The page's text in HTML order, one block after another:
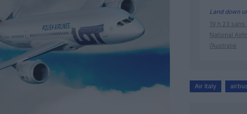
Land down
19 h 23
National
l’Australie
Air Italy